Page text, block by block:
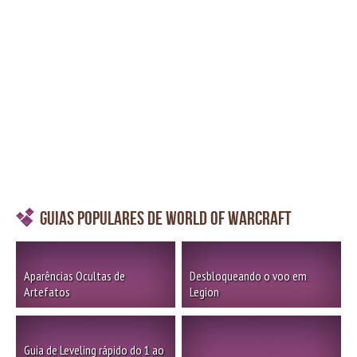
Guias Populares de World of Warcraft
Aparências Ocultas de
Artefatos
Desbloqueando o voo em
Legion
Guia de Leveling rápido do 1 ao